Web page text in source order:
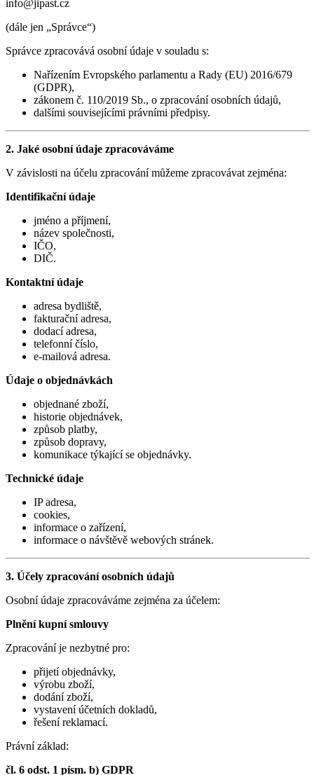
info@jipast.cz
(dále jen „Správce“)
Správce zpracovává osobní údaje v souladu s:
Nařízením Evropského parlamentu a Rady (EU) 2016/679
(GDPR),
zákonem č. 110/2019 Sb., o zpracování osobních údajů,
dalšími souvisejícími právními předpisy.
2. Jaké osobní údaje zpracováváme
V závislosti na účelu zpracování můžeme zpracovávat zejména:
Identifikační údaje
jméno a příjmení,
název společnosti,
IČO,
DIČ.
Kontaktní údaje
adresa bydliště,
fakturační adresa,
dodací adresa,
telefonní číslo,
e-mailová adresa.
Údaje o objednávkách
objednané zboží,
historie objednávek,
způsob platby,
způsob dopravy,
komunikace týkající se objednávky.
Technické údaje
IP adresa,
cookies,
informace o zařízení,
informace o návštěvě webových stránek.
3. Účely zpracování osobních údajů
Osobní údaje zpracováváme zejména za účelem:
Plnění kupní smlouvy
Zpracování je nezbytné pro:
přijetí objednávky,
výrobu zboží,
dodání zboží,
vystavení účetních dokladů,
řešení reklamací.
Právní základ:
čl. 6 odst. 1 písm. b) GDPR